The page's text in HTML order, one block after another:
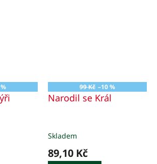
99 Kč –10 %
Narodil se Král
Skladem
89,10 Kč